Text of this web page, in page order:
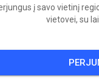
į savo vietinį
vietovei, su